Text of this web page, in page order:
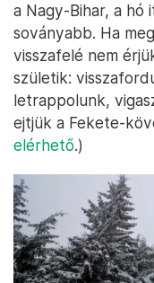
a Nagy-Bihar, a hó
soványabb. Ha
visszafelé nem
születik:
letrappolunk,
ejtjük a Fekete-
elérhető.)